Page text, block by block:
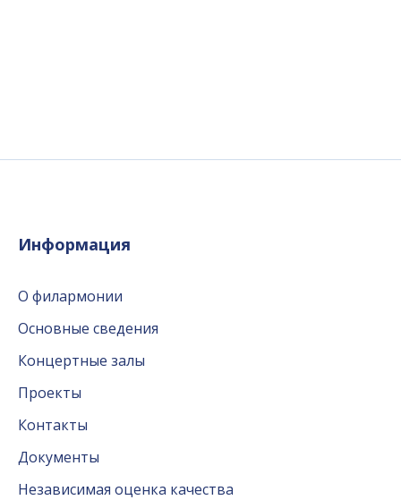
Информация
О филармонии
Основные сведения
Концертные залы
Проекты
Контакты
Документы
Независимая оценка качества